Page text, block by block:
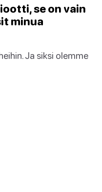
se on vain
minua
Ja siksi olemme